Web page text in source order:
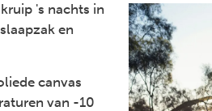
's nachts in
en
canvas
van -10